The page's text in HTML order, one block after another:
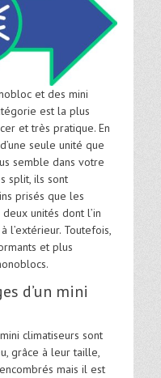
et des mini
est la plus
et très pratique. En
seule unité que
semble dans votre
split, ils sont
prisés que les
unités dont l’in
l’extérieur. Toutefois,
et plus
d’un mini
climatiseurs sont
grâce à leur taille,
mais il est